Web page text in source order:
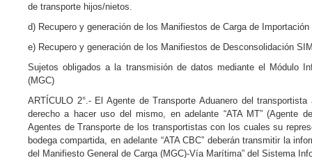
de transporte hijos/nietos.
d) Recupero y generación de los Manifiestos de Carga de
e) Recupero y generación de los Manifiestos de Desconsolidación
Sujetos obligados a la transmisión de datos mediante el Módulo
(MGC)
ARTÍCULO 2°.- El Agente de Transporte Aduanero del
derecho a hacer uso del mismo, en adelante “ATA MT” (Agente
Agentes de Transporte de los transportistas con los cuales su
bodega compartida, en adelante “ATA CBC” deberán transmitir la
del Manifiesto General de Carga (MGC)-Vía Marítima” del Sistema